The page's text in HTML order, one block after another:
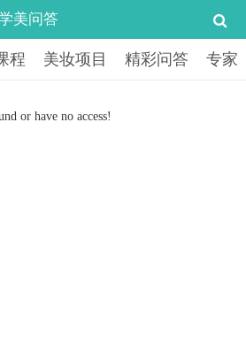
美问答
程 美妆项目 精彩问答 专家
or have no access!